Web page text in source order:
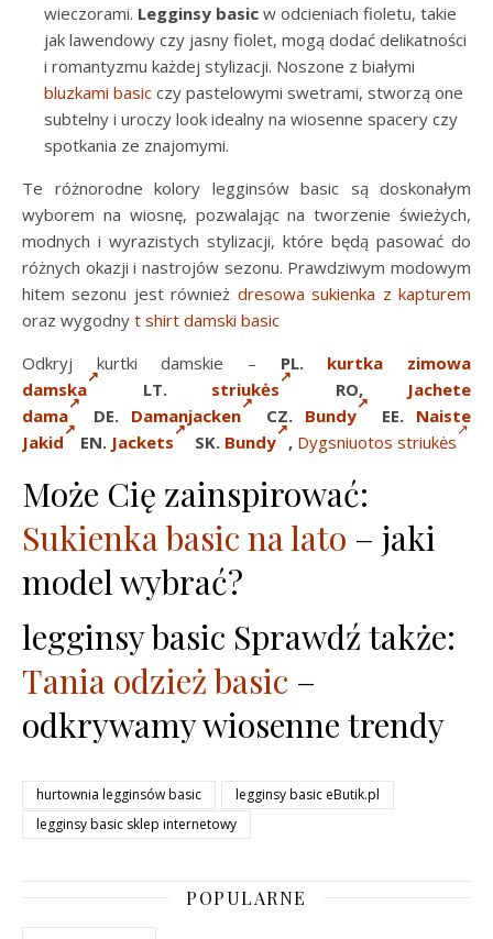
wieczorami. Legginsy basic w odcieniach fioletu, takie
jak lawendowy czy jasny fiolet, mogą dodać delikatności
i romantyzmu każdej stylizacji. Noszone z białymi
bluzkami basic czy pastelowymi swetrami, stworzą one
subtelny i uroczy look idealny na wiosenne spacery czy
spotkania ze znajomymi.
Te różnorodne kolory legginsów basic są doskonałym
wyborem na wiosnę, pozwalając na tworzenie świeżych,
modnych i wyrazistych stylizacji, które będą pasować do
różnych okazji i nastrojów sezonu. Prawdziwym modowym
hitem sezonu jest również dresowa sukienka z kapturem
oraz wygodny t shirt damski basic
Odkryj kurtki damskie – PL. kurtka zimowa
damska
LT. striukės RO, Jachete
dama
DE. Damanjacken CZ. Bundy EE. Naiste
Jakid
EN. Jackets SK. Bundy , Dygsniuotos striukės
Może Cię zainspirować:
Sukienka basic na lato – jaki
model wybrać?
legginsy basic Sprawdź także:
Tania odzież basic –
odkrywamy wiosenne trendy
hurtownia legginsów basic
legginsy basic eButik.pl
legginsy basic sklep internetowy
POPULARNE